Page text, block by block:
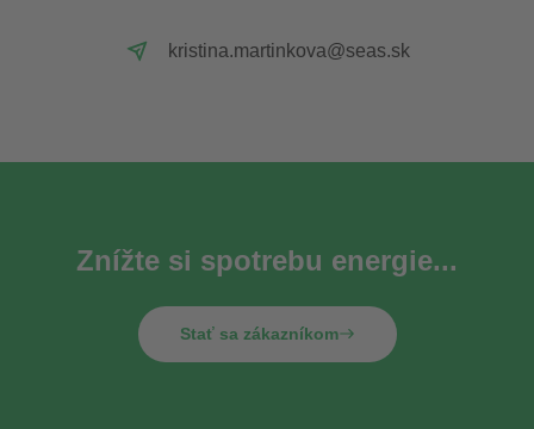
kristina.martinkova@seas.sk
Znížte si spotrebu energie...
Stať sa zákazníkom